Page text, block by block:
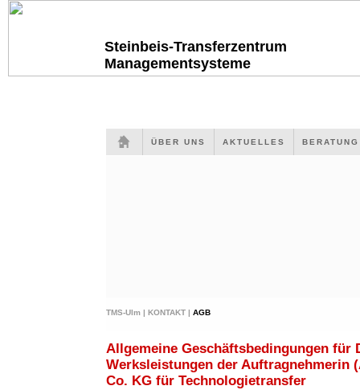
Steinbeis-Transferzentrum
Managementsysteme
ÜBER UNS AKTUELLES
TMS-Ulm | KONTAKT | AGB
Allgemeine Geschäftsbedingungen für
Werksleistungen der Auftragnehmerin
Co. KG für Technologietransfer